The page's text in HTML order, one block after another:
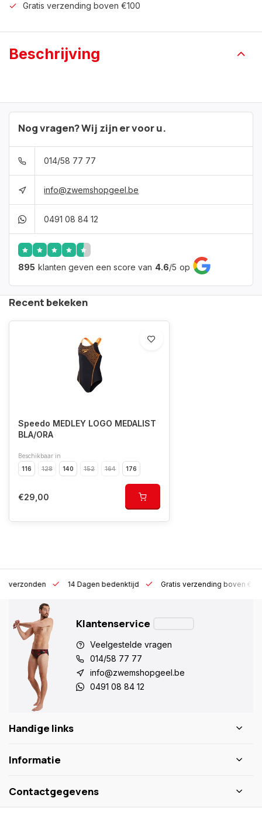
Gratis verzending boven €100
Beschrijving
Nog vragen? Wij zijn er voor u.
014/58 77 77
info@zwemshopgeel.be
0491 08 84 12
895 klanten geven een score van 4.6/5 op
Recent bekeken
Speedo MEDLEY LOGO MEDALIST
BLA/ORA
Beschikbaar in
116
128 140 152 164 176
€29,00
h verzonden 14 Dagen bedenktijd Gratis verzending boven
Klantenservice
Veelgestelde vragen
014/58 77 77
info@zwemshopgeel.be
0491 08 84 12
Handige links
Informatie
Contactgegevens